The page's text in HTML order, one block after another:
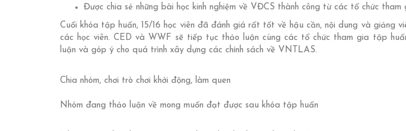
Được chia sẻ những bài học kinh nghiệm về VĐCS thành công từ các tổ chức tham
Cuối khóa tập huấn, 15/16 học viên đã đánh giá rất tốt về hậu cần, nội dung và giảng
các học viên. CED và WWF sẽ tiếp tục thảo luận cùng các tổ chức tham gia tập
luận và góp ý cho quá trình xây dựng các chính sách về VNTLAS.
Chia nhóm, chơi trò chơi khởi động, làm quen
Nhóm đang thảo luận về mong muốn đạt được sau khóa tập huấn